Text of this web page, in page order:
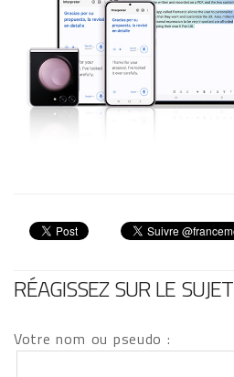
RÉAGISSEZ SUR LE SUJET
Votre nom ou pseudo :